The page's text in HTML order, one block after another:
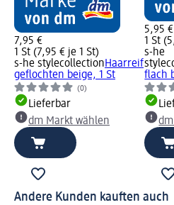
7,95 €
1 St (7,95 € je 1 St)
s-he stylecollectionHaarreif
geflochten beige, 1 St
(0)
Lieferbar
dm Markt wählen
5,95 €
1 St
s-he
flach
Andere Kunden kauften auch